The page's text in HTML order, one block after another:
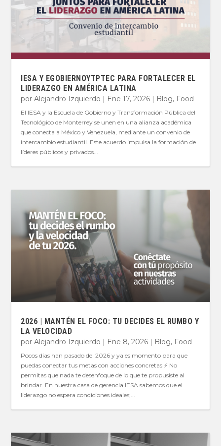
IESA Y EGOBIERNOYTPTEC PARA FORTALECER EL
LIDERAZGO EN AMÉRICA LATINA
porAlejandro Izquierdo | Ene 17, 2026 | Blog, Food
El IESA y la Escuela de Gobierno y Transformación Pública del
Tecnológico de Monterrey se unen en una alianza académica
que conecta a México y Venezuela, mediante un convenio de
intercambio estudiantil. Este acuerdo impulsa la formación de
líderes públicos y privados...
2026 | MANTÉN EL FOCO: TU DECIDES EL RUMBO Y
LA VELOCIDAD
porAlejandro Izquierdo | Ene 8, 2026 | Blog, Food
Pocos días han pasado del 2026 y ya es momento para que
puedas conectar tus metas con acciones concretas ⚡️ No
permitas que nada te desenfoque de lo que te propusiste al
brindar. En nuestra casa de gerencia IESA sabemos que el
liderazgo no espera condiciones ideales;...